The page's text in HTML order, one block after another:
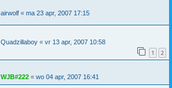
airwolf « ma 23 apr, 2007 17:15
Quadzillaboy « vr 13 apr, 2007 10:58
1 2
WJB#222 « wo 04 apr, 2007 16:41